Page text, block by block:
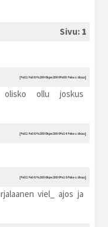
Sivu: 1
[%02.%06.%2006 kpe2006 %00:%kesäkuu]
ollu joskus
[%02.%06.%2006 kpe2006 %14:%kesäkuu]
[%02.%06.%2006 kpe2006 %19:%kesäkuu]
viel_ ajos ja